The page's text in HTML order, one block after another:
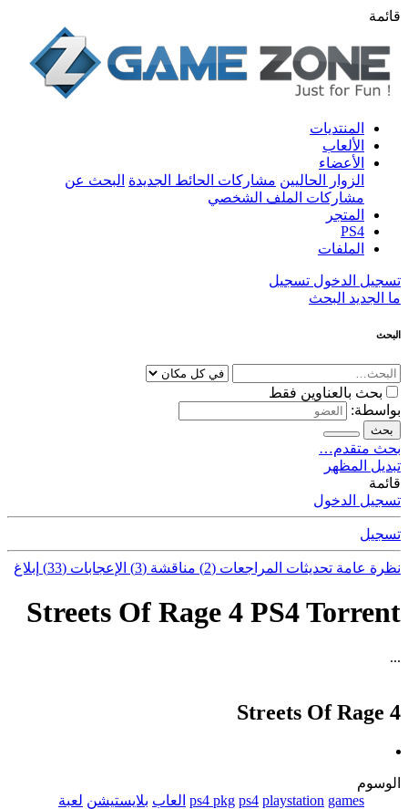
قائمة
المنتديات
الألعاب
الأعضاء
الزوار الحاليين مشاركات الحائط الجديدة البحث عن
مشاركات الملف الشخصي
المتجر
PS4
الملفات
تسجيل الدخول تسجيل
ما الجديد البحث
البحث
بحث بالعناوين فقط
بواسطة:
بحث
بحث متقدم…
تبديل المظهر
قائمة
تسجيل الدخول
تسجيل
نظرة عامة تحديثات المراجعات (2) مناقشة (3) الإعجابات (33) إبلاغ
Streets Of Rage 4 PS4 Torrent
...
Streets Of Rage 4
الوسوم
games
playstation
ps4
ps4 pkg العاب بلايستيشن لعبة